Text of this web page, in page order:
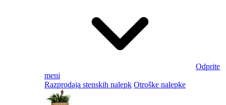
Odprite
meni
Razprodaja stenskih nalepk Otroške nalepke